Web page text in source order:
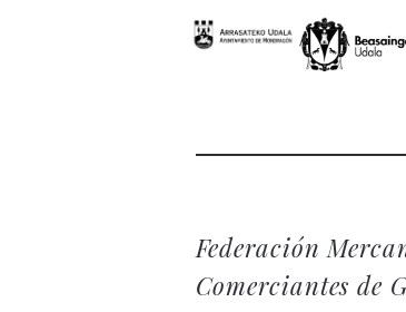
Federación
Comerciantes de